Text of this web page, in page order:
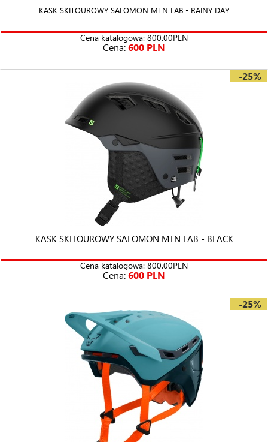
KASK SKITOUROWY SALOMON MTN LAB - RAINY DAY
Cena katalogowa: 800.00PLN
Cena:600 PLN
-25%
KASK SKITOUROWY SALOMON MTN LAB - BLACK
Cena katalogowa: 800.00PLN
Cena:600 PLN
-25%